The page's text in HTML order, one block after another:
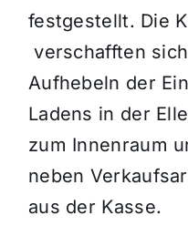
festgestellt. Die
verschafften
Aufhebeln der
Ladens in der
zum Innenraum
neben
aus der Kasse.